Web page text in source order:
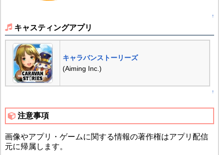
↑
キャスティングアプリ
キャラバンストーリーズ
(Aiming Inc.)
↑
注意事項
画像やアプリ・ゲームに関する情報の著作権はアプリ配信
元に帰属します。